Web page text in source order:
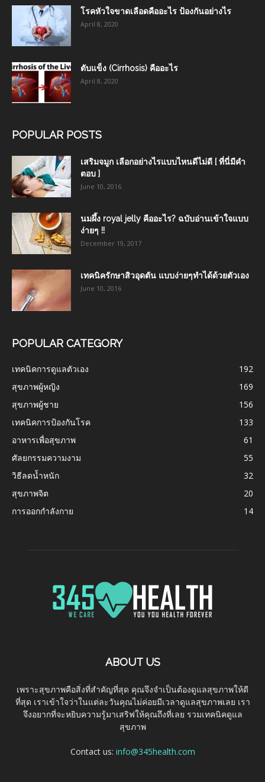
โรคหัวใจขาดเลือดคืออะไร ป้องกันอย่างไร
April 8, 2020
ตับแข็ง (Cirrhosis) คืออะไร
April 8, 2020
POPULAR POSTS
เสริมจมูก เลือกอย่างไรแบบไหนดีไม่ดี [ ที่นี่มีคำ
ตอบ ]
June 10, 2016
นมผึ้ง royal jelly คืออะไร? ฉบับอ่านเข้าใจแบบ
ง่ายๆ !!
December 19, 2017
เทคนิครักษาสิวอุดตัน แบบง่ายๆทำได้ด้วยตัวเอง
June 10, 2016
POPULAR CATEGORY
เทคนิคการดูแลตัวเอง
192
สุขภาพผู้หญิง
169
สุขภาพผู้ชาย
156
เทคนิคการป้องกันโรค
133
อาหารเพื่อสุขภาพ
61
ศัลยกรรมความงาม
55
วิธีลดน้ำหนัก
32
สุขภาพจิต
20
การออกกำลังกาย
14
ABOUT US
เพราะสุขภาพคือสิ่งที่สำคัญที่สุด คุณจึงจำเป็นต้องดูแลสุขภาพให้ดี
ที่สุด เราเข้าใจว่าในแต่ละวันคุณไม่ค่อยมีเวลาดูแลสุขภาพเลย เรา
จึงอยากที่จะหยิบความรู้มาเสริฟให้คุณถึงที่เลย รวมเทคนิคดูแล
สุขภาพ
Contact us: info@345health.com